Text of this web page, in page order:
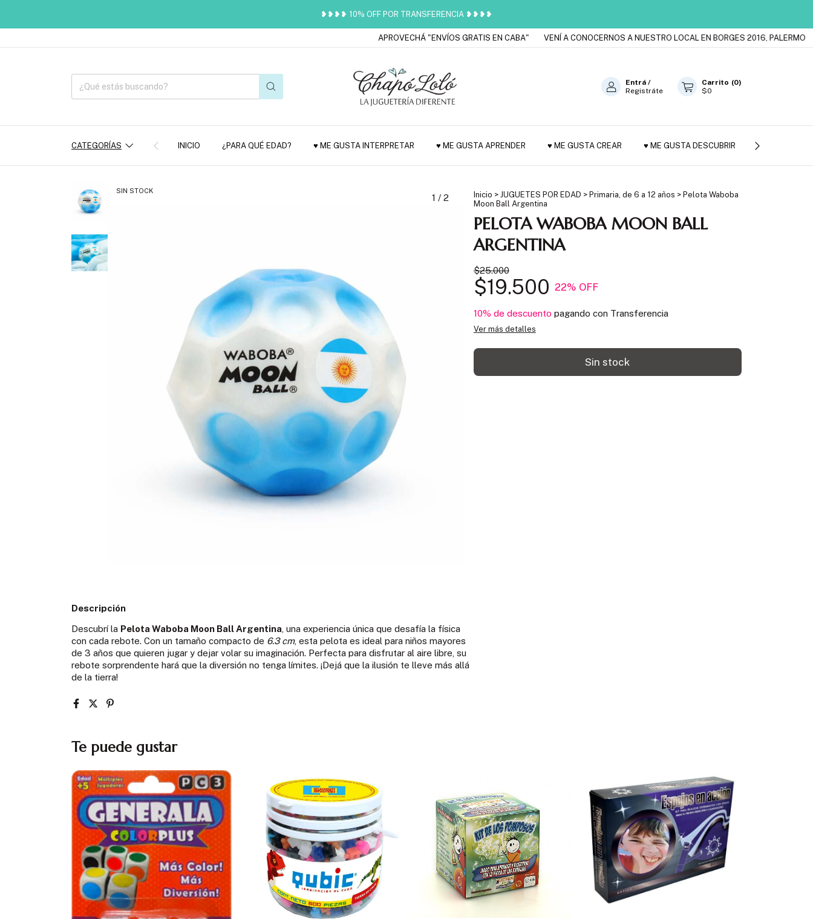
❥❥❥❥ 10% OFF POR TRANSFERENCIA ❥❥❥❥
APROVECHÁ "ENVÍOS GRATIS EN CABA" VENÍ A CONOCERNOS A NUESTRO LOCAL EN BORGES 2016, PALERMO
Entrá /
Registráte
Carrito (0)
$0
CATEGORÍAS INICIO ¿PARA QUÉ EDAD? ♥ ME GUSTA INTERPRETAR ♥ ME GUSTA APRENDER ♥ ME GUSTA CREAR ♥ ME GUSTA DESCUBRIR JUGUETES DE
SIN STOCK
1 / 2 Inicio > JUGUETES POR EDAD > Primaria, de 6 a 12 años > Pelota Waboba
Moon Ball Argentina
PELOTA WABOBA MOON BALL
ARGENTINA
$25.000
$19.500 22% OFF
10% de descuento pagando con Transferencia
Ver más detalles
Descripción
Descubrí la Pelota Waboba Moon Ball Argentina , una experiencia única que desafía la física
con cada rebote. Con un tamaño compacto de 6.3 cm, esta pelota es ideal para niños mayores
de 3 años que quieren jugar y dejar volar su imaginación. Perfecta para disfrutar al aire libre, su
rebote sorprendente hará que la diversión no tenga límites. ¡Dejá que la ilusión te lleve más allá
de la tierra!
Te puede gustar